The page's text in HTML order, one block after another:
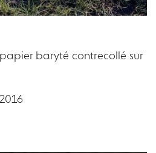
baryté contrecollé sur